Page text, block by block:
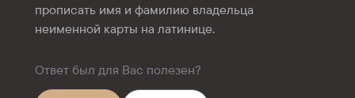
прописать имя и фамилию владельца
неименной карты на латинице.
Ответ был для Вас полезен?